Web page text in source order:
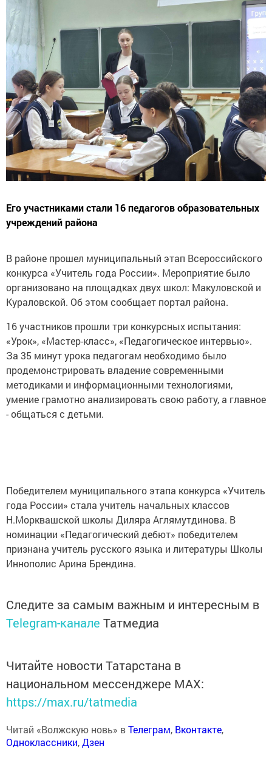
Его участниками стали 16 педагогов образовательных
учреждений района
В районе прошел муниципальный этап Всероссийского
конкурса «Учитель года России». Мероприятие было
организовано на площадках двух школ: Макуловской и
Кураловской. Об этом сообщает портал района.
16 участников прошли три конкурсных испытания:
«Урок», «Мастер-класс», «Педагогическое интервью».
За 35 минут урока педагогам необходимо было
продемонстрировать владение современными
методиками и информационными технологиями,
умение грамотно анализировать свою работу, а главное
- общаться с детьми.
Победителем муниципального этапа конкурса «Учитель
года России» стала учитель начальных классов
Н.Морквашской школы Диляра Аглямутдинова. В
номинации «Педагогический дебют» победителем
признана учитель русского языка и литературы Школы
Иннополис Арина Брендина.
Следите за самым важным и интересным в
Telegram-канале Татмедиа
Читайте новости Татарстана в
национальном мессенджере MАХ:
https://max.ru/tatmedia
Читай «Волжскую новь» вТелеграм, Вконтакте,
Одноклассники,Дзен